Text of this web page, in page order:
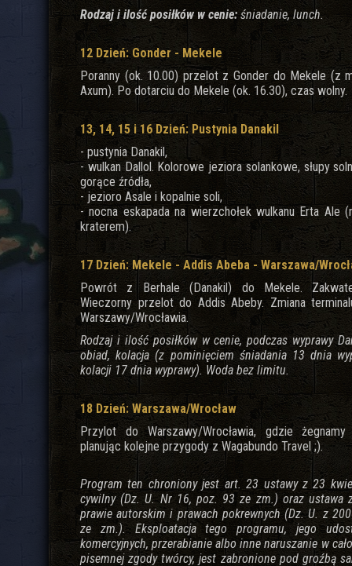
Rodzaj i ilość posiłków w cenie: śniadanie, lunch.
12 Dzień: Gonder - Mekele
Poranny (ok. 10.00) przelot z Gonder do Mekele (z
Axum). Po dotarciu do Mekele (ok. 16.30), czas wolny.
13, 14, 15 i 16 Dzień: Pustynia Danakil
- pustynia Danakil,
- wulkan Dallol. Kolorowe jeziora solankowe, słupy
gorące źródła,
- jezioro Asale i kopalnie soli,
- nocna eskapada na wierzchołek wulkanu Erta Ale
kraterem).
17 Dzień: Mekele - Addis Abeba - Warszawa/
Powrót z Berhale (Danakil) do Mekele.
Wieczorny przelot do Addis Abeby. Zmiana
Warszawy/Wrocławia.
Rodzaj i ilość posiłków w cenie, podczas wyprawy
obiad, kolacja (z pominięciem śniadania 13 dnia
kolacji 17 dnia wyprawy). Woda bez limitu.
18 Dzień: Warszawa/Wrocław
Przylot do Warszawy/Wrocławia, gdzie
planując kolejne przygody z Wagabundo Travel ;).
Program ten chroniony jest art. 23 ustawy z 23
cywilny (Dz. U. Nr 16, poz. 93 ze zm.) oraz
prawie autorskim i prawach pokrewnych (Dz. U. z
ze zm.). Eksploatacja tego programu, jego
komercyjnych, przerabianie albo inne naruszanie w
pisemnej zgody twórcy, jest zabronione pod groźbą